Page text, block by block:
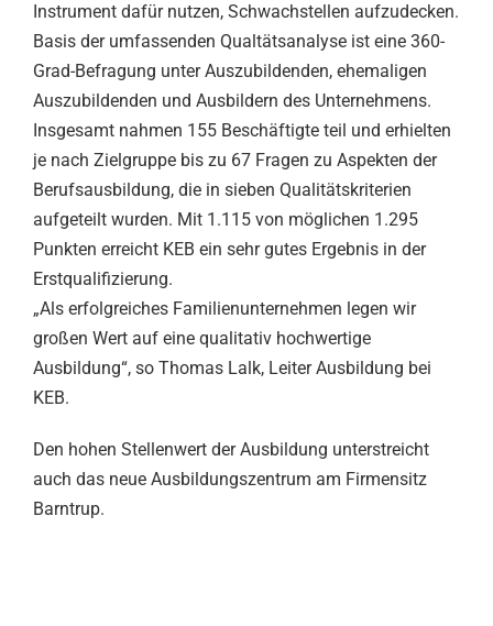
Instrument dafür nutzen, Schwachstellen aufzudecken.
Basis der umfassenden Qualtätsanalyse ist eine 360-
Grad-Befragung unter Auszubildenden, ehemaligen
Auszubildenden und Ausbildern des Unternehmens.
Insgesamt nahmen 155 Beschäftigte teil und erhielten
je nach Zielgruppe bis zu 67 Fragen zu Aspekten der
Berufsausbildung, die in sieben Qualitätskriterien
aufgeteilt wurden. Mit 1.115 von möglichen 1.295
Punkten erreicht KEB ein sehr gutes Ergebnis in der
Erstqualifizierung.
„Als erfolgreiches Familienunternehmen legen wir
großen Wert auf eine qualitativ hochwertige
Ausbildung“, so Thomas Lalk, Leiter Ausbildung bei
KEB.
Den hohen Stellenwert der Ausbildung unterstreicht
auch das neue Ausbildungszentrum am Firmensitz
Barntrup.